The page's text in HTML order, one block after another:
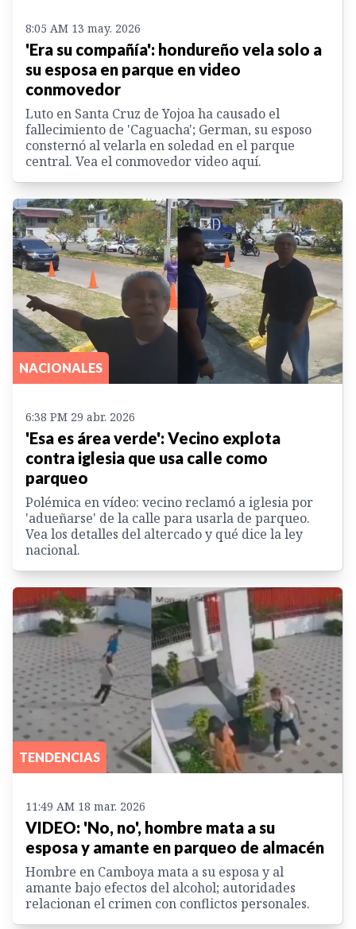
8:05 AM 13 may. 2026
'Era su compañía': hondureño vela solo a
su esposa en parque en video
conmovedor
Luto en Santa Cruz de Yojoa ha causado el
fallecimiento de 'Caguacha'; German, su esposo
consternó al velarla en soledad en el parque
central. Vea el conmovedor video aquí.
NACIONALES
6:38 PM 29 abr. 2026
'Esa es área verde': Vecino explota
contra iglesia que usa calle como
parqueo
Polémica en vídeo: vecino reclamó a iglesia por
'adueñarse' de la calle para usarla de parqueo.
Vea los detalles del altercado y qué dice la ley
nacional.
TENDENCIAS
11:49 AM 18 mar. 2026
VIDEO: 'No, no', hombre mata a su
esposa y amante en parqueo de almacén
Hombre en Camboya mata a su esposa y al
amante bajo efectos del alcohol; autoridades
relacionan el crimen con conflictos personales.